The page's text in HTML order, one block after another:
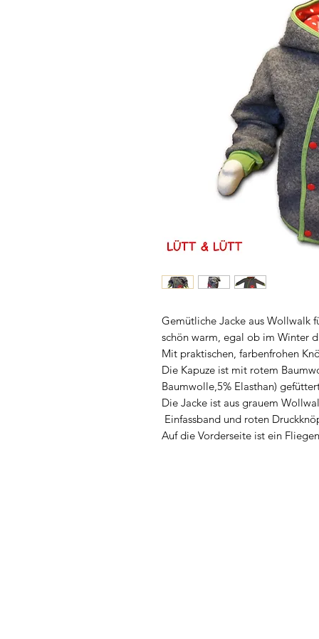
Gemütliche Jacke aus Wollwalk
schön warm, egal ob im Winter
Mit praktischen, farbenfrohen
Die Kapuze ist mit rotem
Baumwolle,5% Elasthan)
Die Jacke ist aus grauem
Einfassband und roten
Auf die Vorderseite ist ein